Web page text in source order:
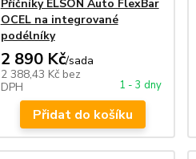
Příčníky ELSON Auto FlexBar
OCEL na integrované
podélníky
2 890 Kč/sada
2 388,43 Kč bez
DPH
1 - 3 dny
Přidat do košíku